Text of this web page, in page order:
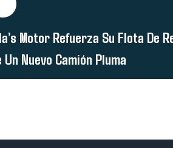
Motor Refuerza Su Flota De
Un Nuevo Camión Pluma